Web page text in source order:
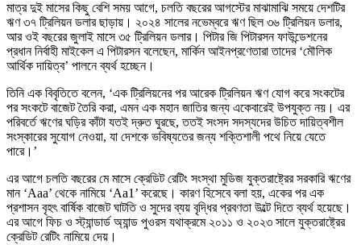
মাত্র দুই মাসের কিছু বেশি সময় আগে, চলতি বছরের আগস্টের মাঝামাঝি সময়ে দেশটির
ঋণ ৩৭ ট্রিলিয়ন ডলার ছাড়ায়। ২০২৪ সালের নভেম্বরে ঋণ ছিল ৩৬ ট্রিলিয়ন ডলার,
আর ওই বছরের জুলাই মাসে ৩৫ ট্রিলিয়ন ডলার। পিটার জি পিটারসন ফাউন্ডেশনের
প্রধান নির্বাহী মাইকেল এ পিটারসন বলেছেন, মার্কিন আইনপ্রণেতারা তাদের ‘মৌলিক
আর্থিক দায়িত্ব’ পালনে ব্যর্থ হচ্ছেন।
তিনি এক বিবৃতিতে বলেন, ‘এক ট্রিলিয়নের পর আরেক ট্রিলিয়ন ঋণ যোগ করে সংকটের
পর সংকটে বাজেট তৈরি করা, এমন এক মহান জাতির জন্য একেবারেই উপযুক্ত নয়। এর
পরিবর্তে ঋণের ঘড়ির কাঁটা যতই দ্রুত ঘুরছে, ততই সংসদ সদস্যদের উচিত দায়িত্বশীল
সংস্কারের সুযোগ নেওয়া, যা দেশকে ভবিষ্যতের জন্য শক্তিশালী পথে নিয়ে যেতে
পারে।’
এর আগে চলতি বছরের মে মাসে ক্রেডিট রেটিং সংস্থা মুডিজ যুক্তরাষ্ট্রের সরকারি ঋণের
মান ‘Aaa’ থেকে নামিয়ে ‘Aa1’ করেছে। কারণ হিসেবে বলা হয়, একের পর এক
প্রশাসন বৃহৎ বার্ষিক বাজেট ঘাটতি ও সুদের ব্যয় বৃদ্ধির প্রবণতা উল্টে দিতে ব্যর্থ হয়েছে।
এর আগে ফিচ ও স্ট্যান্ডার্ড অ্যান্ড পুওরস যথাক্রমে ২০১১ ও ২০২৩ সালে যুক্তরাষ্ট্রের
ক্রেডিট রেটিং নামিয়ে দেয়।